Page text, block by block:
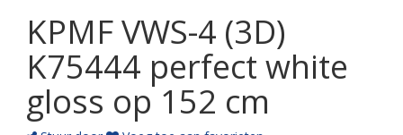
KPMF VWS-4 (3D)
K75444 perfect white
gloss op 152 cm